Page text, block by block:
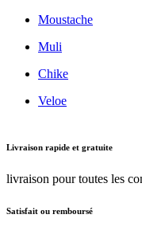
Moustache
Muli
Chike
Veloe
Livraison rapide et gratuite
livraison pour toutes les
Satisfait ou remboursé